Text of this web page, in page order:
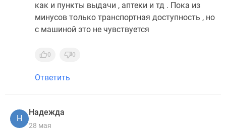
как и пункты выдачи , аптеки и тд . Пока из
минусов только транспортная доступность , но
с машиной это не чувствуется
0 0
Ответить
Н
Надежда
28 мая